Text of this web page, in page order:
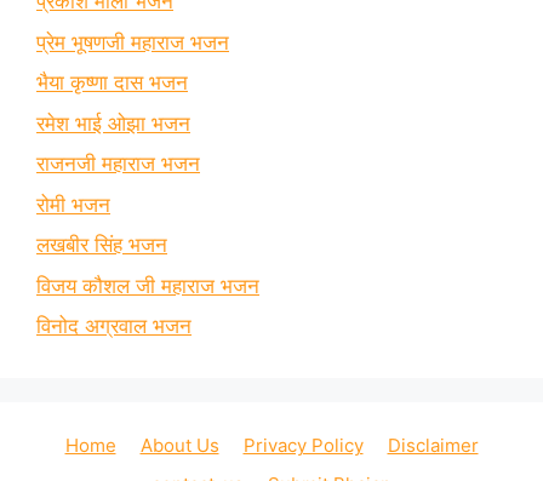
प्रेम भूषणजी महाराज भजन
भैया कृष्णा दास भजन
रमेश भाई ओझा भजन
राजनजी महाराज भजन
रोमी भजन
लखबीर सिंह भजन
विजय कौशल जी महाराज भजन
विनोद अग्रवाल भजन
Home About Us Privacy Policy
Disclaimer